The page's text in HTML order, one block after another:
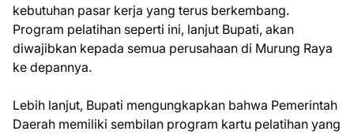
kebutuhan pasar kerja yang terus berkembang.
Program pelatihan seperti ini, lanjut Bupati, akan
diwajibkan kepada semua perusahaan di Murung Raya
ke depannya.
Lebih lanjut, Bupati mengungkapkan bahwa Pemerintah
Daerah memiliki sembilan program kartu pelatihan yang